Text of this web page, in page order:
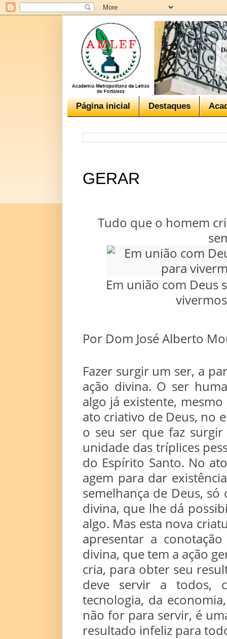
Página inicial Destaques
GERAR
Tudo que o homem
Em união com Deus
Por Dom José Alberto
Fazer surgir um ser, a
ação divina. O ser
algo já existente,
ato criativo de Deus, no
o seu ser que faz
unidade das tríplices
do Espírito Santo. No
agem para dar
semelhança de Deus,
divina, que lhe dá
algo. Mas esta nova
apresentar a
divina, que tem a ação
cria, para obter seu
deve servir a todos,
tecnologia, da
não for para servir, é
resultado infeliz para